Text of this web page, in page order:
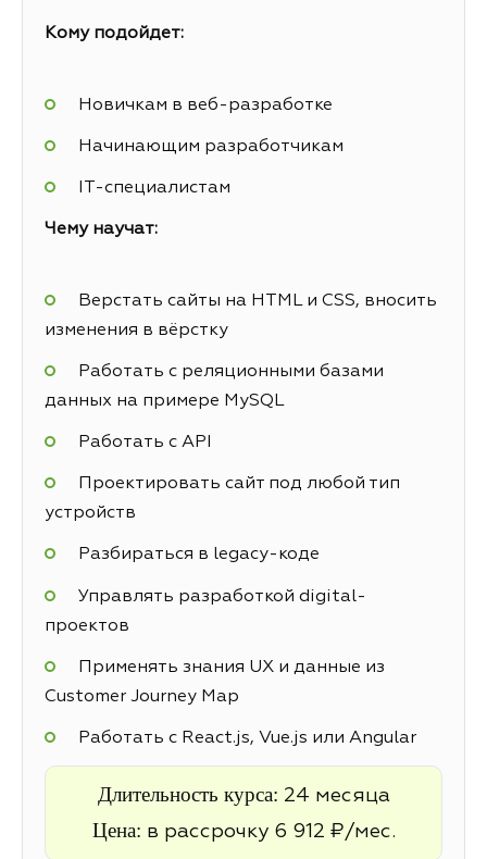
Кому подойдет:
Новичкам в веб-разработке
Начинающим разработчикам
IT-специалистам
Чему научат:
Верстать сайты на HTML и CSS, вносить
изменения в вёрстку
Работать с реляционными базами
данных на примере MySQL
Работать с API
Проектировать сайт под любой тип
устройств
Разбираться в legacy-коде
Управлять разработкой digital-
проектов
Применять знания UX и данные из
Customer Journey Map
Работать с React.js, Vue.js или Angular
Длительность курса: 24 месяца
Цена: в рассрочку 6 912 ₽/мес.